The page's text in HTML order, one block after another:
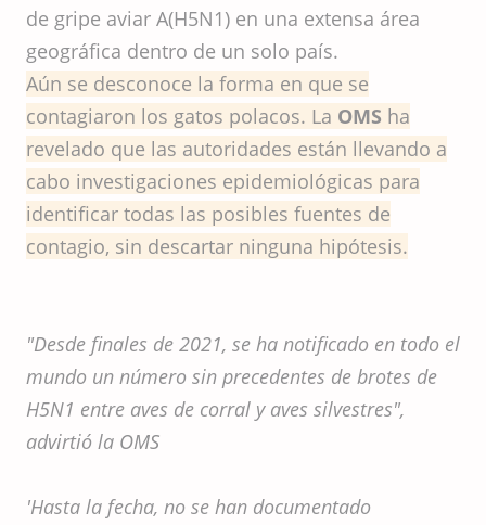
de gripe aviar A(H5N1) en una extensa área
geográfica dentro de un solo país.
Aún se desconoce la forma en que se
contagiaron los gatos polacos. La OMS ha
revelado que las autoridades están llevando a
cabo investigaciones epidemiológicas para
identificar todas las posibles fuentes de
contagio, sin descartar ninguna hipótesis.
"Desde finales de 2021, se ha notificado en todo el
mundo un número sin precedentes de brotes de
H5N1 entre aves de corral y aves silvestres",
advirtió la OMS
'Hasta la fecha, no se han documentado